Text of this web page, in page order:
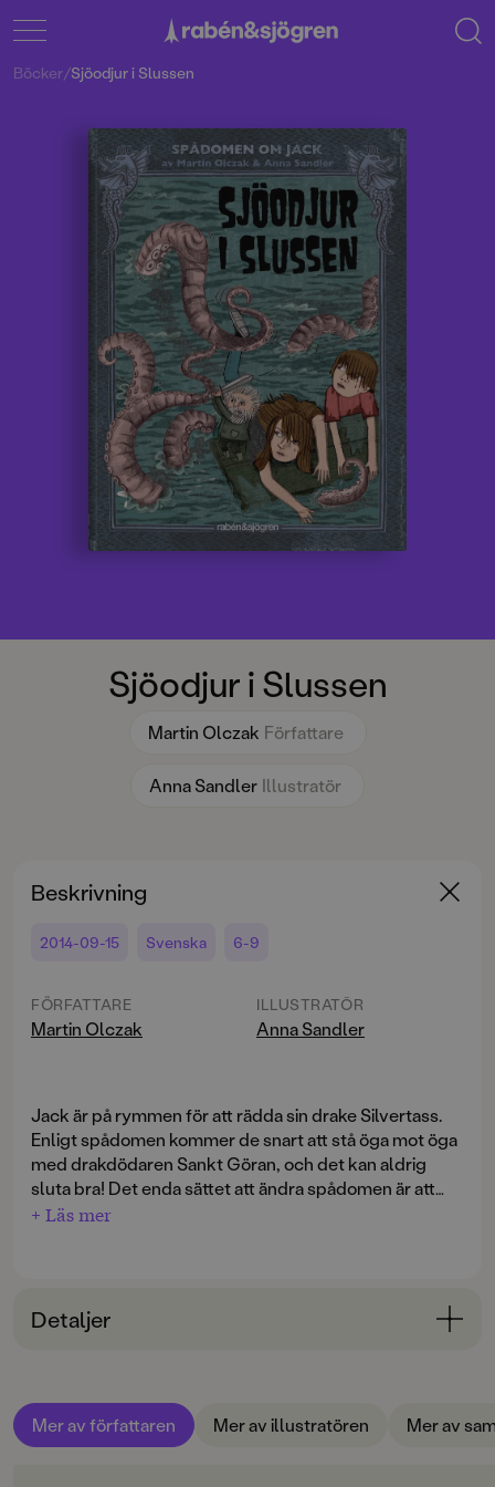
Sjöodjur i Slussen
Martin Olczak Författare
Anna Sandler Illustratör
Böcker/Sjöodjur i Slussen
Beskrivning
2014-09-15 Svenska 6-9
FÖRFATTARE
Martin Olczak
ILLUSTRATÖR
Anna Sandler
Jack är på rymmen för att rädda sin drake Silvertass.
Enligt spådomen kommer de snart att stå öga mot öga
med drakdödaren Sankt Göran, och det kan aldrig
sluta bra! Det enda sättet att ändra spådomen är att
hitta Ödets Port. Ett livsfarligt och nästan omöjligt
Jack
, som tar vid där
perfekt läsa själv-bok; lagom lång, högt tempo och
varelser och spännande miljöer!
+ Läs mer
Detaljer
ÅLDERSGRUPP
6-9
Mer av författaren Mer av illustratören Mer av